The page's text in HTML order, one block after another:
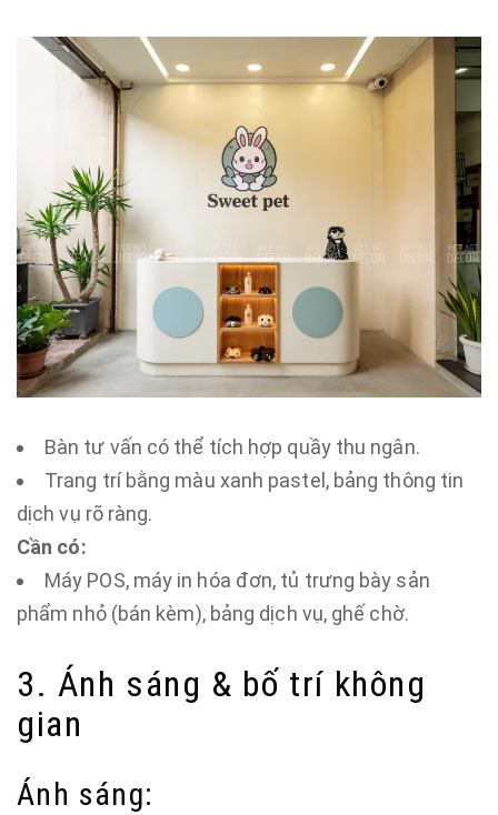
Bàn tư vấn có thể tích hợp quầy thu ngân.
Trang trí bằng màu xanh pastel, bảng thông tin
dịch vụ rõ ràng.
Cần có:
Máy POS, máy in hóa đơn, tủ trưng bày sản
phẩm nhỏ (bán kèm), bảng dịch vụ, ghế chờ.
3. Ánh sáng & bố trí không
gian
Ánh sáng: